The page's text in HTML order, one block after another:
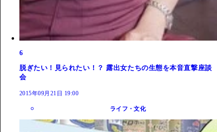
6
脱ぎたい！見られたい！？ 露出女たちの生態を本音直撃座談
会
2015年09月21日 19:00
ライフ・文化